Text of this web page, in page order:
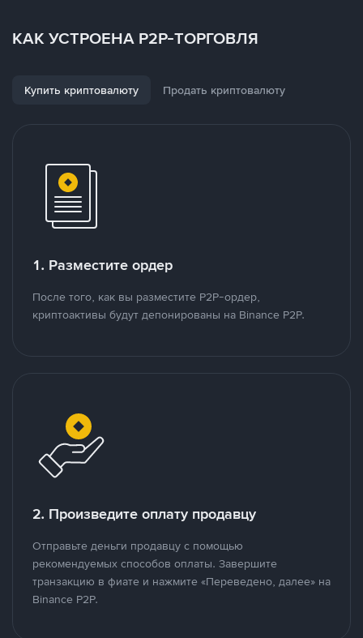
КАК УСТРОЕНА P2P-ТОРГОВЛЯ
Купить криптовалюту Продать криптовалюту
1. Разместите ордер
После того, как вы разместите P2P-ордер,
криптоактивы будут депонированы на Binance P2P.
2. Произведите оплату продавцу
Отправьте деньги продавцу с помощью
рекомендуемых способов оплаты. Завершите
транзакцию в фиате и нажмите «Переведено, далее» на
Binance P2P.